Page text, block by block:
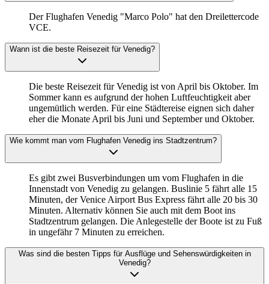
Der Flughafen Venedig "Marco Polo" hat den Dreilettercode
VCE.
Wann ist die beste Reisezeit für Venedig?
Die beste Reisezeit für Venedig ist von April bis Oktober. Im
Sommer kann es aufgrund der hohen Luftfeuchtigkeit aber
ungemütlich werden. Für eine Städtereise eignen sich daher
eher die Monate April bis Juni und September und Oktober.
Wie kommt man vom Flughafen Venedig ins Stadtzentrum?
Es gibt zwei Busverbindungen um vom Flughafen in die
Innenstadt von Venedig zu gelangen. Buslinie 5 fährt alle 15
Minuten, der Venice Airport Bus Express fährt alle 20 bis 30
Minuten. Alternativ können Sie auch mit dem Boot ins
Stadtzentrum gelangen. Die Anlegestelle der Boote ist zu Fuß
in ungefähr 7 Minuten zu erreichen.
Was sind die besten Tipps für Ausflüge und Sehenswürdigkeiten in
Venedig?